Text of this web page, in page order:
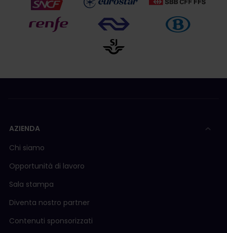
AZIENDA
Chi siamo
Opportunità di lavoro
Sala stampa
Diventa nostro partner
Contenuti sponsorizzati